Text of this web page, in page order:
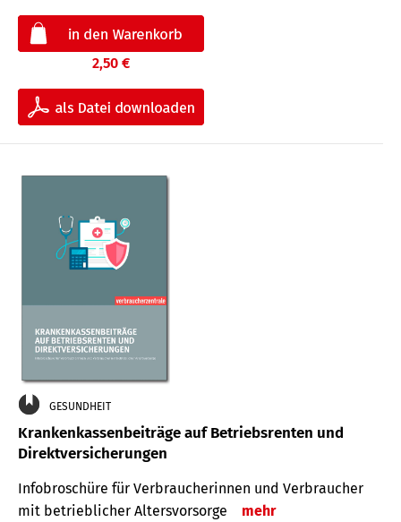
2,50 €
GESUNDHEIT
Krankenkassenbeiträge auf Betriebsrenten und
Direktversicherungen
Infobroschüre für Verbraucherinnen und Verbraucher
mit betrieblicher Altersvorsorge
mehr